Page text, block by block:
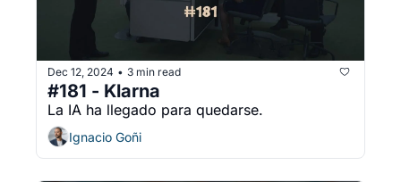
Dec 12, 2024 • 3 min read
#181 - Klarna
La IA ha llegado para quedarse.
Ignacio Goñi